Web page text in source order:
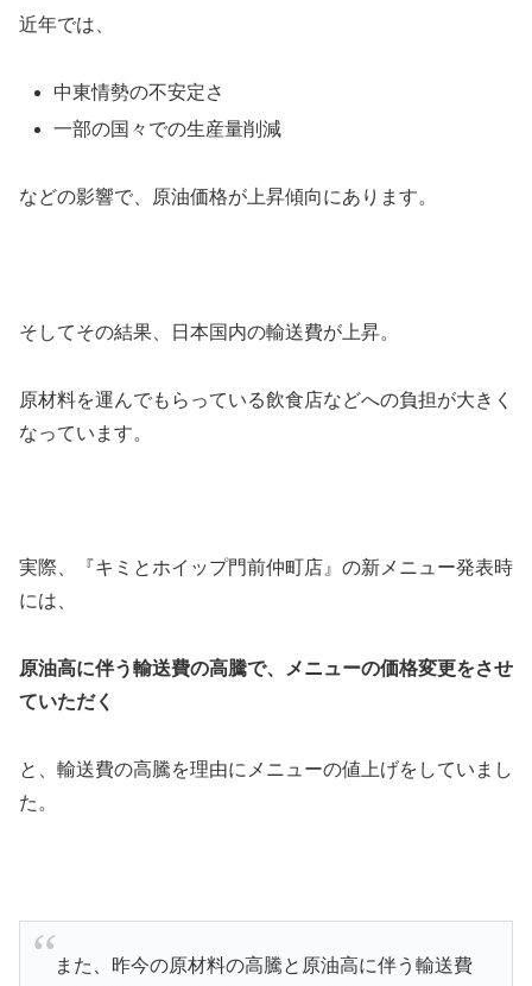
近年では、
中東情勢の不安定さ
一部の国々での生産量削減
などの影響で、原油価格が上昇傾向にあります。
そしてその結果、日本国内の輸送費が上昇。
原材料を運んでもらっている飲食店などへの負担が大きく
なっています。
実際、『キミとホイップ門前仲町店』の新メニュー発表時
には、
原油高に伴う輸送費の高騰で、メニューの価格変更をさせ
ていただく
と、輸送費の高騰を理由にメニューの値上げをしていまし
た。
また、昨今の原材料の高騰と原油高に伴う輸送費